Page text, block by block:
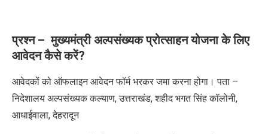
प्रश्न – मुख्यमंत्री अल्पसंख्यक प्रोत्साहन योजना के लिए
आवेदन कैसे करें?
आवेदकों को ऑफलाइन आवेदन फॉर्म भरकर जमा करना होगा। पता –
निदेशालय अल्पसंख्यक कल्याण,उत्तराखंड,शहीद भगत सिंह कॉलोनी,
आधाईवाला,देहरादून